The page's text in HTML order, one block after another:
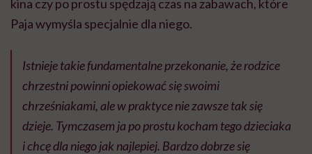
kina czy po prostu spędzają czas na zabawach, które
Paja wymyśla specjalnie dla niego.
Istnieje takie fundamentalne przekonanie, że rodzice
chrzestni powinni opiekować się swoimi
chrześniakami, ale w praktyce nie zawsze tak się
dzieje. Tymczasem ja po prostu kocham tego dzieciaka
i chcę dla niego jak najlepiej. Bardzo dobrze się